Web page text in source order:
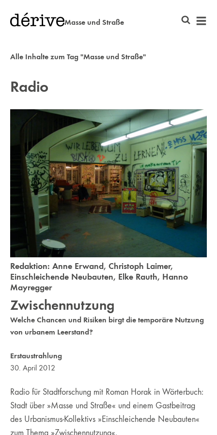
Masse und Straße
Alle Inhalte zum Tag "Masse und Straße"
Radio
Redaktion:Anne Erwand,Christoph Laimer,
Einschleichende Neubauten, Elke Rauth, Hanno
Mayregger
Zwischennutzung
Welche Chancen und Risiken birgt die temporäre Nutzung
von urbanem Leerstand?
Erstaustrahlung
30. April 2012
Radio für Stadtforschung mit Roman Horak in Wörterbuch:
Stadt über »Masse und Straße« und einem Gastbeitrag
des Urbanismus-Kollektivs »Einschleichende Neubauten«
zum Thema »Zwischennutzung«.